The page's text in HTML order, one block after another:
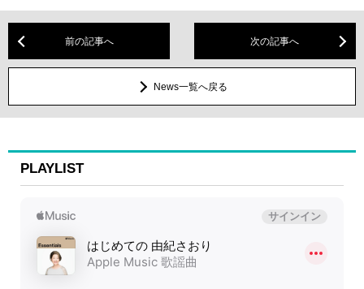
前の記事へ 次の記事へ
News一覧へ戻る
PLAYLIST